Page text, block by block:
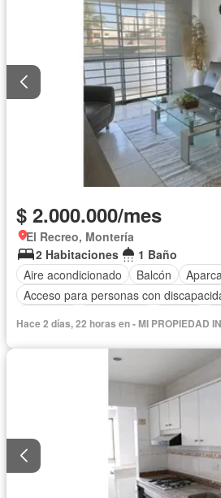
$ 2.000.000/mes
El Recreo, Montería
2 Habitaciones
1 Baño
Aire acondicionado
Balcón
Acceso para personas con
Hace 2 días, 22 horas en - MI PROPIEDAD